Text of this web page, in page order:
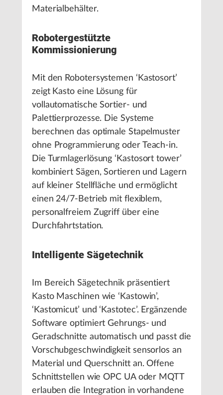
Materialbehälter.
Robotergestützte
Kommissionierung
Mit den Robotersystemen ‘Kastosort’
zeigt Kasto eine Lösung für
vollautomatische Sortier- und
Palettierprozesse. Die Systeme
berechnen das optimale Stapelmuster
ohne Programmierung oder Teach-in.
Die Turmlagerlösung ‘Kastosort tower’
kombiniert Sägen, Sortieren und Lagern
auf kleiner Stellfläche und ermöglicht
einen 24/7-Betrieb mit flexiblem,
personalfreiem Zugriff über eine
Durchfahrtstation.
Intelligente Sägetechnik
Im Bereich Sägetechnik präsentiert
Kasto Maschinen wie ‘Kastowin’,
‘Kastomicut’ und ‘Kastotec’. Ergänzende
Software optimiert Gehrungs- und
Geradschnitte automatisch und passt die
Vorschubgeschwindigkeit sensorlos an
Material und Querschnitt an. Offene
Schnittstellen wie OPC UA oder MQTT
erlauben die Integration in vorhandene